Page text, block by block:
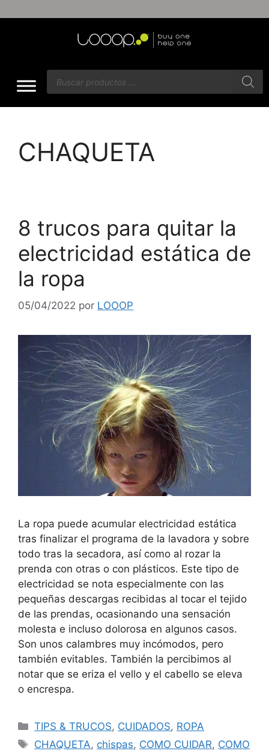
CHAQUETA
8 trucos para quitar la
electricidad estática de
la ropa
05/04/2022 por LOOOP
La ropa puede acumular electricidad estática
tras finalizar el programa de la lavadora y sobre
todo tras la secadora, así como al rozar la
prenda con otras o con plásticos. Este tipo de
electricidad se nota especialmente con las
pequeñas descargas recibidas al tocar el tejido
de las prendas, ocasionando una sensación
molesta e incluso dolorosa en algunos casos.
Son unos calambres muy incómodos, pero
también evitables. También la percibimos al
notar que se eriza el vello y el cabello se eleva
o encrespa.
TIPS & TRUCOS, CUIDADOS, ROPA
CHAQUETA, chispas, COMO CUIDAR, COMO